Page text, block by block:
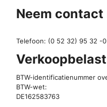
Neem contact
Telefoon: (0 52 32) 95 32 -
BTW-identificatienummer
BTW-wet:
DE162583763